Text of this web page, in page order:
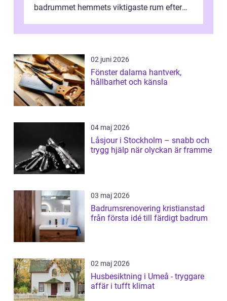
badrummet hemmets viktigaste rum efter
02 juni 2026
Fönster dalarna hantverk,
hållbarhet och känsla
04 maj 2026
Låsjour i Stockholm – snabb och
trygg hjälp när olyckan är framme
03 maj 2026
Badrumsrenovering kristianstad
från första idé till färdigt badrum
02 maj 2026
Husbesiktning i Umeå - tryggare
affär i tufft klimat